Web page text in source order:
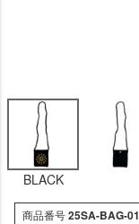
BLACK
商品番号25SA-BAG-01